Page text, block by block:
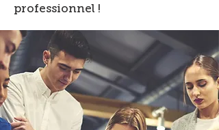
professionnel !